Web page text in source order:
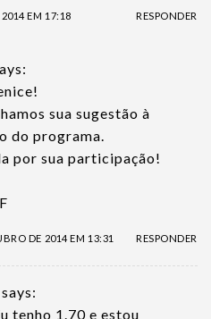
EM 17:18 RESPONDER
sua sugestão à
do programa.
por sua participação!
DE 2014 EM 13:31 RESPONDER
says:
tenho 1.70 e estou